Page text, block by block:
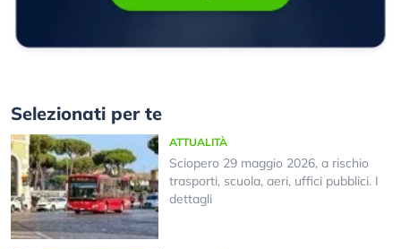
Selezionati per te
ATTUALITÀ
Sciopero 29 maggio 2026, a rischio
trasporti, scuola, aeri, uffici pubblici. I
dettagli